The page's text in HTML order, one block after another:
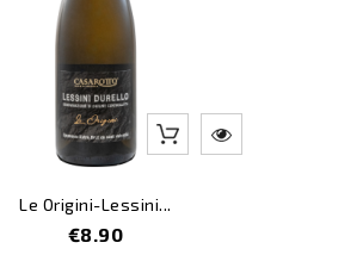
Le Origini-Lessini...
Price
€8.90